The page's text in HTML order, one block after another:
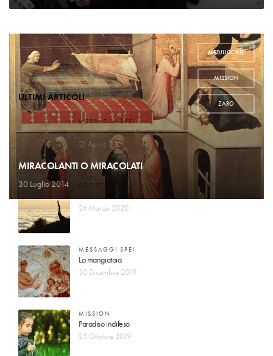
MEDJUGORJE
,
MISSION
,
ZARO
MIRACOLANTI O MIRACOLATI
30 Luglio 2014
ULTIMI ARTICOLI
MESSAGGI SPEI
Il Signore conta i miei passi
21 Aprile 2021
SOCIETA'
Vuole dividerci dal nostro creatore
24 Marzo 2020
MESSAGGI SPEI
La mangiatoia
30 Dicembre 2019
MISSION
Paradiso indifeso
25 Ottobre 2019